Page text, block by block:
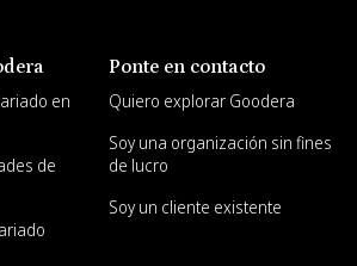
en
de
Ponte en contacto
Quiero explorar Goodera
Soy una organización sin fines
de lucro
Soy un cliente existente